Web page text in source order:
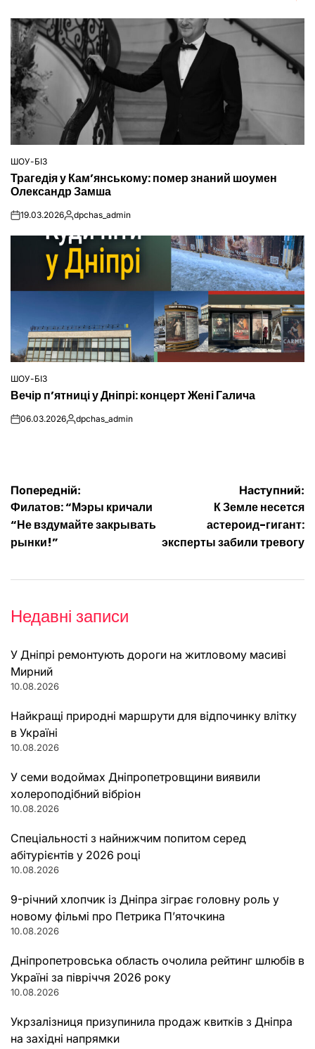
ОПУБЛІКУВАТИ
ШОУ-БІЗ
Трагедія у Кам’янському: помер знаний шоумен
Олександр Замша
on19.03.2026Опубліковано
dpchas_admin
ОПУБЛІКУВАТИ
У
ШОУ-БІЗ
Вечір п’ятниці у Дніпрі: концерт Жені Галича
on06.03.2026Опубліковано
dpchas_admin
Навігація
записів
Попередній:
Филатов: “Мэры кричали
“Не вздумайте закрывать
рынки!”
Наступний:
К Земле несется
астероид-гигант:
эксперты забили тревогу
Недавні записи
У Дніпрі ремонтують дороги на житловому масиві
Мирний
10.08.2026
Найкращі природні маршрути для відпочинку влітку
в Україні
10.08.2026
У семи водоймах Дніпропетровщини виявили
холероподібний вібріон
10.08.2026
Спеціальності з найнижчим попитом серед
абітурієнтів у 2026 році
10.08.2026
9-річний хлопчик із Дніпра зіграє головну роль у
новому фільмі про Петрика П’яточкина
10.08.2026
Дніпропетровська область очолила рейтинг шлюбів в
Україні за півріччя 2026 року
10.08.2026
Укрзалізниця призупинила продаж квитків з Дніпра
на західні напрямки